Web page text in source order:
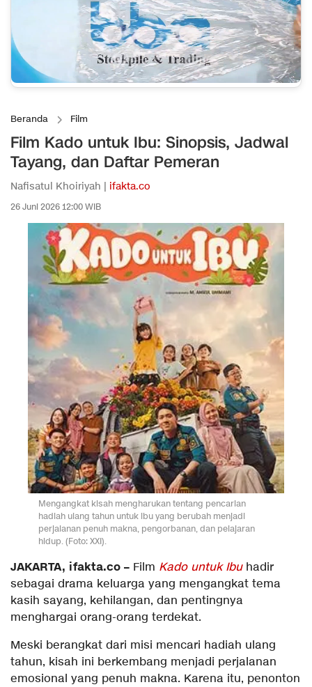
Beranda Film
Film Kado untuk Ibu: Sinopsis, Jadwal
Tayang, dan Daftar Pemeran
Nafisatul Khoiriyah | ifakta.co
26 Juni 2026 12:00 WIB
Mengangkat kisah mengharukan tentang pencarian
hadiah ulang tahun untuk ibu yang berubah menjadi
perjalanan penuh makna, pengorbanan, dan pelajaran
hidup. (Foto: XXI).
JAKARTA, ifakta.co – Film Kado untuk Ibuhadir
sebagai drama keluarga yang mengangkat tema
kasih sayang, kehilangan, dan pentingnya
menghargai orang-orang terdekat.
Meski berangkat dari misi mencari hadiah ulang
tahun, kisah ini berkembang menjadi perjalanan
emosional yang penuh makna. Karena itu, penonton